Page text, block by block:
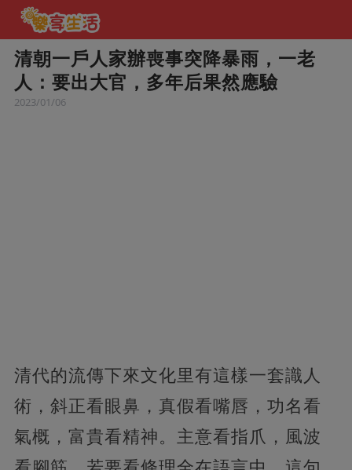
清朝一戶人家辦喪事突降暴雨，一老
人：要出大官，多年后果然應驗
2023/01/06
清代的流傳下來文化里有這樣一套識人
術，斜正看眼鼻，真假看嘴唇，功名看
氣概，富貴看精神。主意看指爪，風波